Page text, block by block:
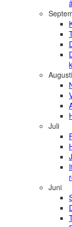
Augusti
Juli
Juni